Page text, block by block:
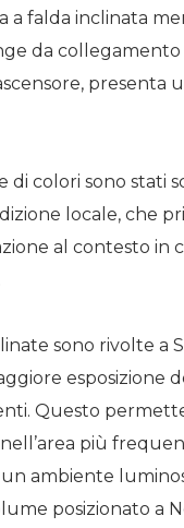
a falda inclinata
da collegamento
presenta
di colori sono stati
locale, che
al contesto in
sono rivolte a
esposizione
Questo
più
ambiente
posizionato a